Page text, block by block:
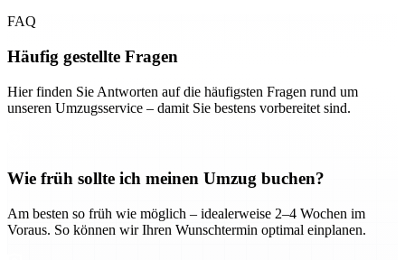
FAQ
Häufig gestellte Fragen
Hier finden Sie Antworten auf die häufigsten Fragen rund um
unseren Umzugsservice – damit Sie bestens vorbereitet sind.
Wie früh sollte ich meinen Umzug buchen?
Am besten so früh wie möglich – idealerweise 2–4 Wochen im
Voraus. So können wir Ihren Wunschtermin optimal einplanen.